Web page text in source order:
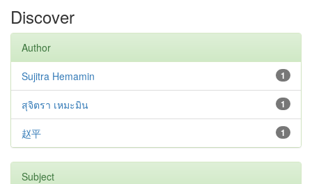
Discover
Author
1
Sujitra Hemamin
1
สุจิตรา เหมะมิน
1
赵平
Subject